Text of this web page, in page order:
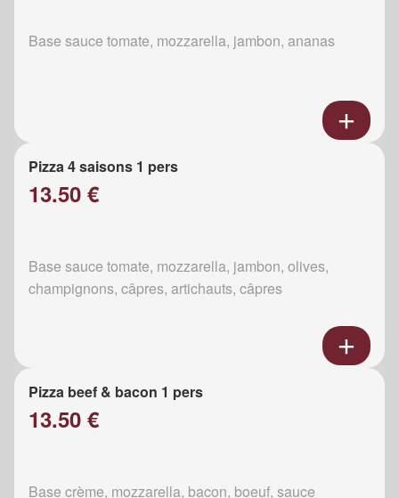
Base sauce tomate, mozzarella, jambon, ananas
Pizza 4 saisons 1 pers
13.50 €
Base sauce tomate, mozzarella, jambon, olives,
champignons, câpres, artichauts, câpres
Pizza beef & bacon 1 pers
13.50 €
Base crème, mozzarella, bacon, boeuf, sauce